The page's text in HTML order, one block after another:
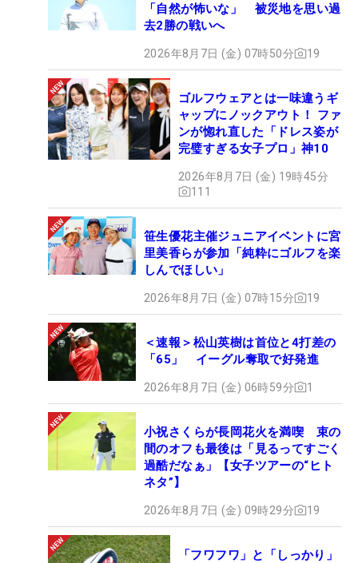
「自然が怖いな」 被災地を思い過
去2勝の戦いへ
2026年8月7日 (金) 07時50分 19
ゴルフウェアとは一味違うギ
ャップにノックアウト！ ファ
ンが惚れ直した「ドレス姿が
完璧すぎる女子プロ」神10
2026年8月7日 (金) 19時45分
111
笹生優花主催ジュニアイベントに宮
里美香らが参加「純粋にゴルフを楽
しんでほしい」
2026年8月7日 (金) 07時15分 19
＜速報＞松山英樹は首位と4打差の
「65」 イーグル奪取で好発進
2026年8月7日 (金) 06時59分 1
小祝さくらが長岡花火を満喫 束の
間のオフも最後は「見るってすごく
過酷だなぁ」【女子ツアーの“ヒト
ネタ”】
2026年8月7日 (金) 09時29分 19
「フワフワ」と「しっかり」